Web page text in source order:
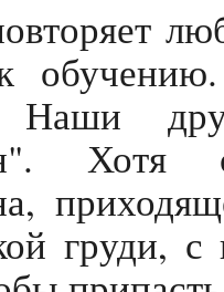
Наши
Хотя
груди,